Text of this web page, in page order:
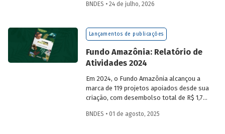
desembolsos: foram 22 operações
bilhões, além de R$ 387 milhões
desembolsados. Ainda no período, foram
BNDES • 24 de julho, 2026
Lançamentos de publicações
Fundo Amazônia: Relatório de
Atividades 2024
Em 2024, o Fundo Amazônia alcançou a
marca de 119 projetos apoiados desde sua
criação, com desembolso total de R$ 1,76
sua atuação e os projetos estão reunidas
BNDES • 01 de agosto, 2025